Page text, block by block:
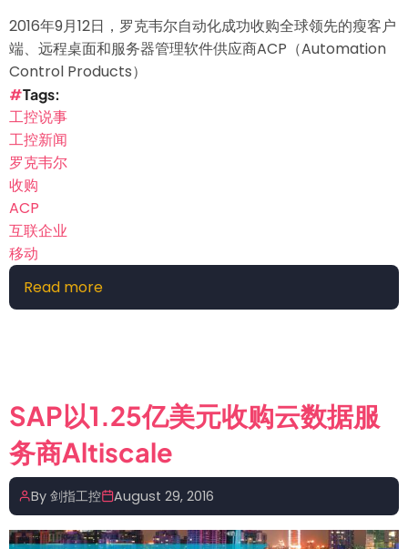
家
巨
头
2016年9月12日，罗克韦尔自动化成功收购全球领先的瘦客户
端、远程桌面和服务器管理软件供应商ACP（Automation
Control Products）
Tags
工控说事
工控新闻
罗克韦尔
收购
ACP
互联企业
移动
Read more
【工
罗
克
韦
尔
自
动
化
SAP以1.25亿美元收购云数据服
务商Altiscale
By 剑指工控 August 29, 2016